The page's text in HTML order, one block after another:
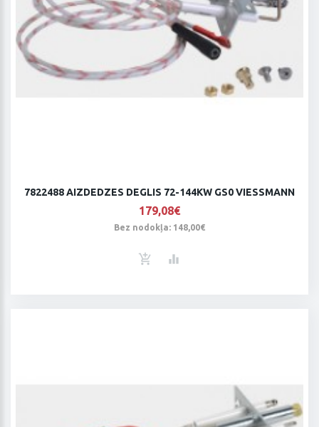
7822488 AIZDEDZES DEGLIS 72-144KW GS0 VIESSMANN
179,08€
Bez nodokļa: 148,00€